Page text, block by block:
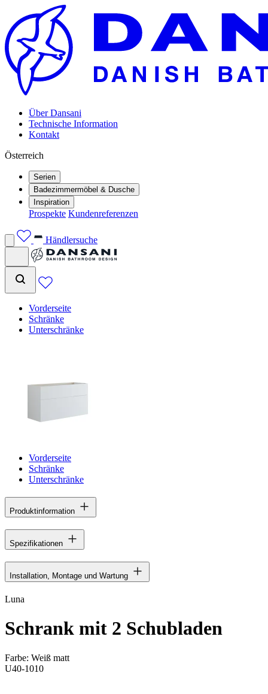
Über Dansani
Technische Information
Kontakt
Österreich
Serien
Badezimmermöbel & Dusche
Inspiration
Prospekte Kundenreferenzen
Händlersuche
Vorderseite
Schränke
Unterschränke
Vorderseite
Schränke
Unterschränke
Produktinformation
Spezifikationen
Installation, Montage und Wartung
Luna
Schrank mit 2 Schubladen
Farbe: Weiß matt
U40-1010